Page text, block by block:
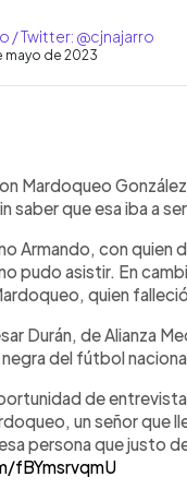
/ Twitter: @cjnajarro
mayo de 2023
Mardoqueo
saber que esa iba a
Armando, con quien
pudo asistir. En
quien
Durán, de Alianza
del fútbol
de
un señor que
persona que justo
fBYmsrvqmU